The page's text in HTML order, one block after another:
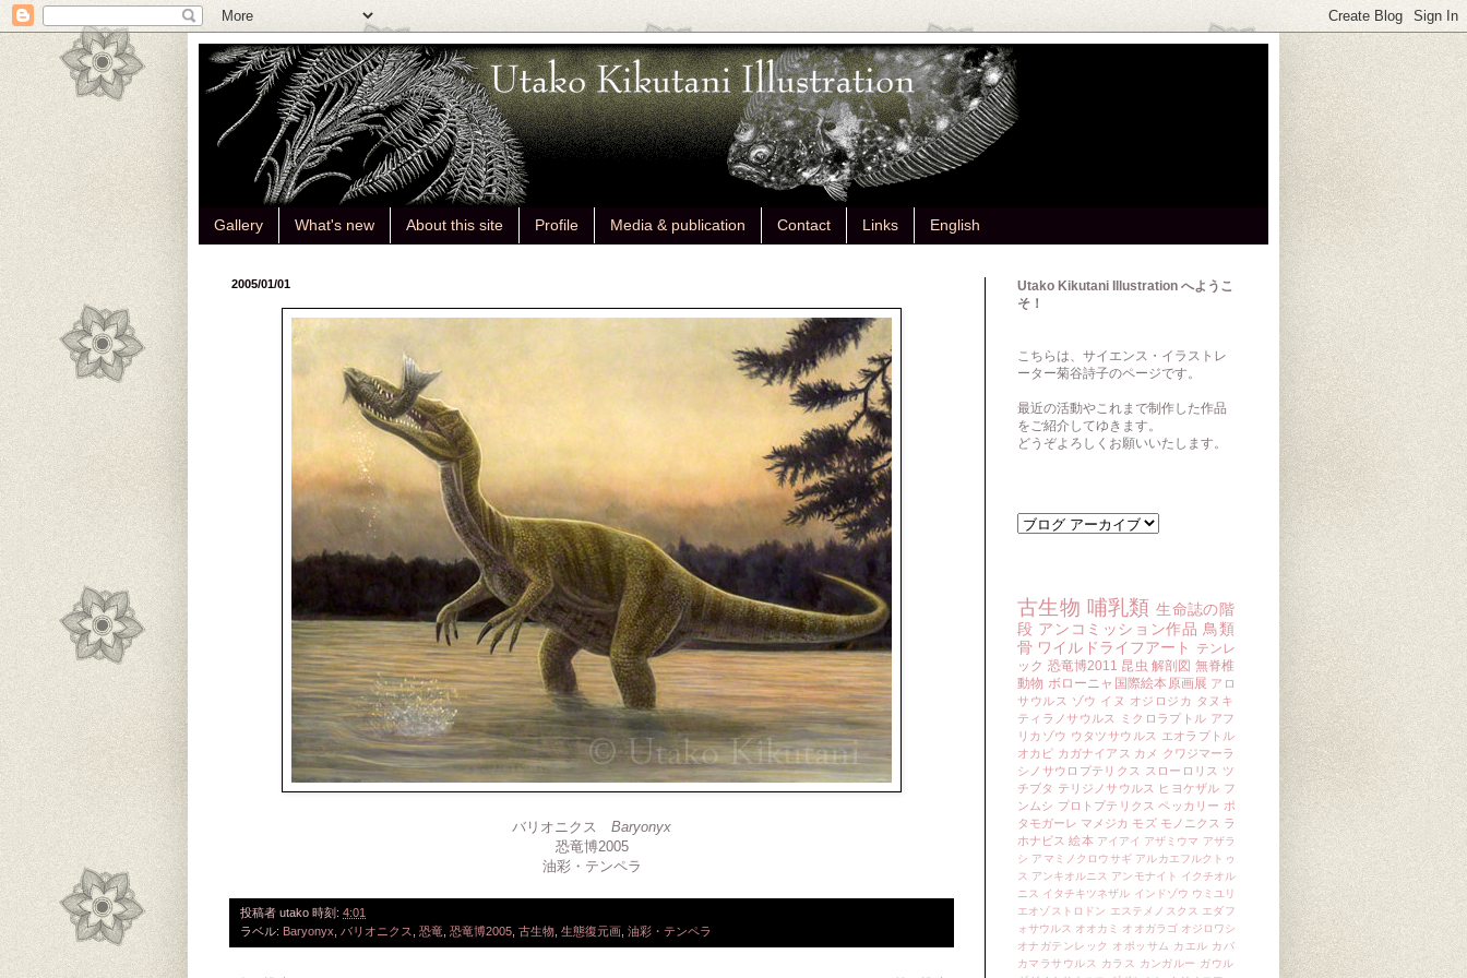
Gallery What's new About this site Profile Media & publication Contact Links English
2005/01/01
バリオニクス Baryonyx
恐竜博2005
油彩・テンペラ
投稿者 utako 時刻: 4:01
ラベル: Baryonyx バリオニクス 恐竜 恐竜博2005 古生物 生態復元画 油彩・テンペラ
Utako Kikutani Illustration へようこ
そ！
こちらは、サイエンス・イラストレ
ーター菊谷詩子のページです。
最近の活動やこれまで制作した作品
をご紹介してゆきます。
どうぞよろしくお願いいたします。
古生物 哺乳類 生命誌の階
段 アンコミッション作品 鳥類
骨 ワイルドライフアート
テンレ
ック 恐竜博2011 昆虫 解剖図 無脊椎
動物 ボローニャ国際絵本原画展 アロ
サウルス ゾウ イヌ オジロジカ
タヌキ
ティラノサウルス
ミクロラプトル アフ
リカゾウ ウタツサウルス
エオラプトル
オカピ カガナイアス カメ クワジマーラ
シノサウロプテリクス
スローロリス ツ
チブタ テリジノサウルス ヒヨケザル フ
ンムシ プロトプテリクス ペッカリー ポ
タモガーレ マメジカ モズ モノニクス ラ
ホナビス 絵本 アイアイ アザミウマ アザラ
シ アマミノクロウサギ アルカエフルクトゥ
ス アンキオルニス アンモナイト イクチオル
ニス イタチキツネザル インドゾウ ウミユリ
エオゾストロドン エステメノスクス エダフ
ォサウルス オオカミ オオガラゴ オジロワシ
オナガテンレック
オポッサム カエル カバ
カマラサウルス
カラス カンガルー ガウル